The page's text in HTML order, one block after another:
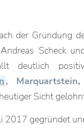
der Gründung
Scheck
deutlich
,
Sicht
2017 gegründet